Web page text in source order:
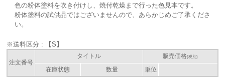
色の粉体塗料を吹き付けし、焼付乾燥まで行った色見本です。
粉体塗料の試供品ではございませんので、あらかじめご了承くださ
い。
※送料区分 : 【S】
注文番号
タイトル 販売価格(税別)
在庫状態 数量 単位